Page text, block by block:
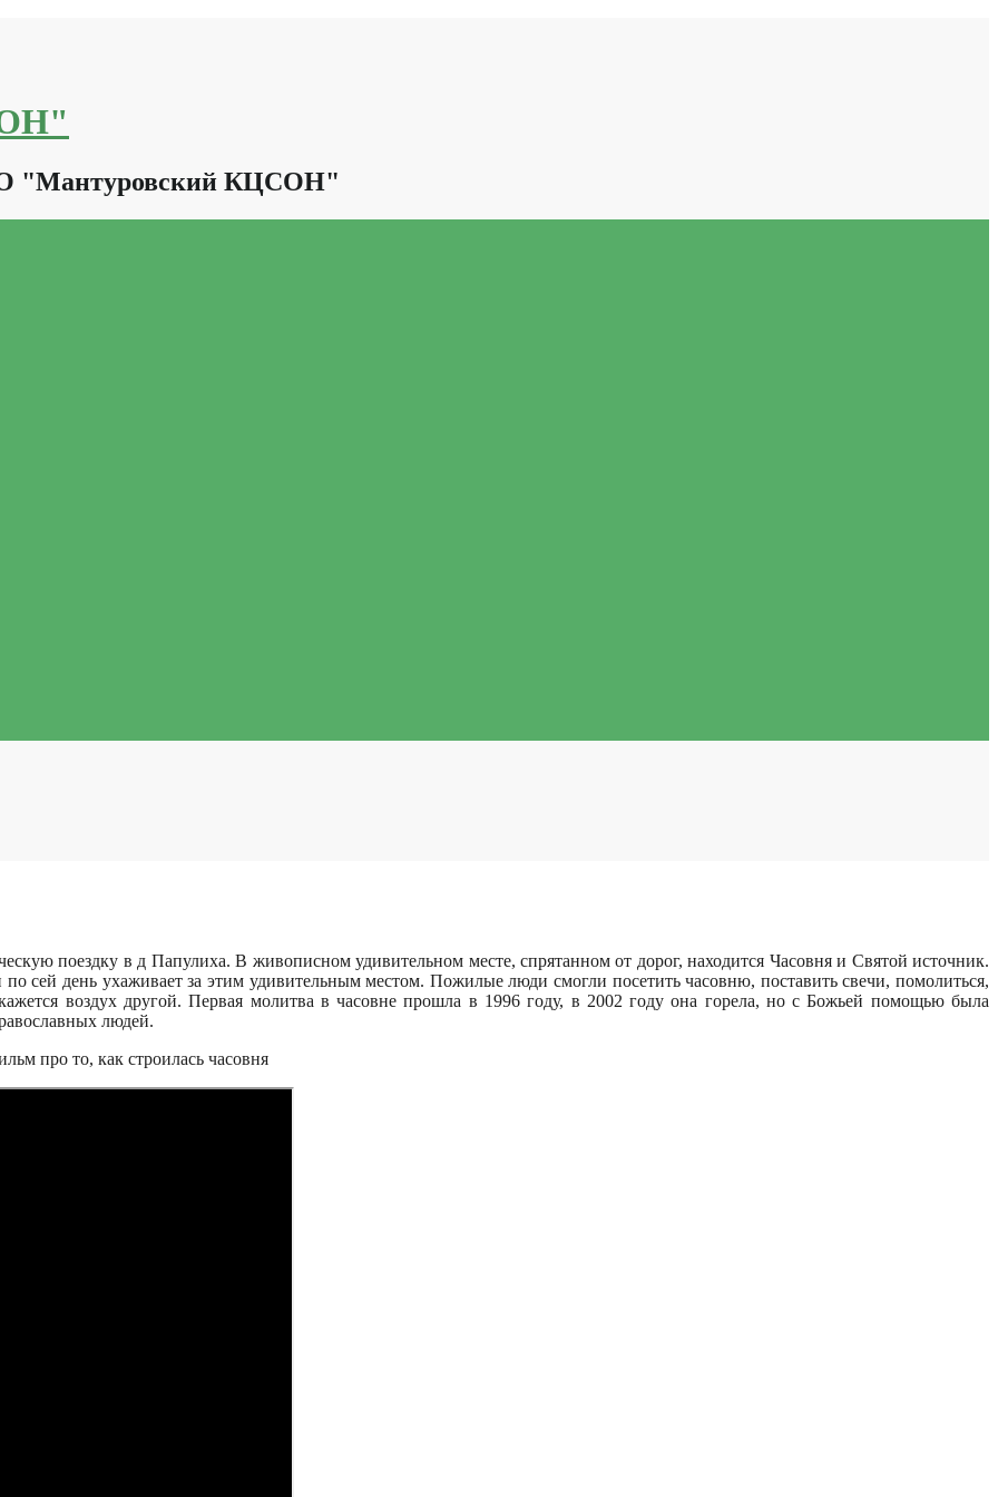
"Мантуровский КЦСОН"
поездку в д Папулиха. В живописном удивительном месте, спрятанном от дорог, находится Часовня и Святой источник.
сей день ухаживает за этим удивительным местом. Пожилые люди смогли посетить часовню, поставить свечи, помолиться,
воздух другой. Первая молитва в часовне прошла в 1996 году, в 2002 году она горела, но с Божьей помощью была
людей.
про то, как строилась часовня